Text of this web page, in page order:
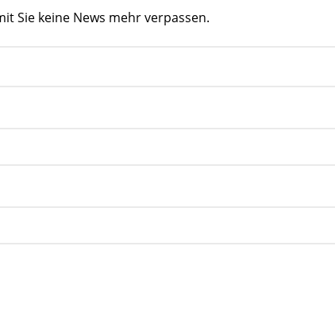
Sie keine News mehr verpassen.